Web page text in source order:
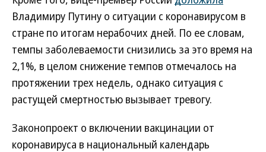
Владимиру Путину о ситуации с коронавирусом в
стране по итогам нерабочих дней. По ее словам,
темпы заболеваемости снизились за это время на
2,1%, в целом снижение темпов отмечалось на
протяжении трех недель, однако ситуация с
растущей смертностью вызывает тревогу.
Законопроект о включении вакцинации от
коронавируса в национальный календарь